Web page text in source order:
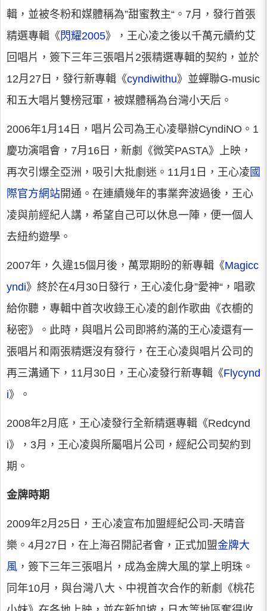
輯，並被冬粉和媒體稱為”甜蜜教主“。7月，發行首張
精選專輯《 閃耀2005》，王心凌之後以千萬元續約艾
回唱片，簽下三年三張唱片2張精選專輯的契約，並於
12月27日，發行新專輯《cyndiwithu》並蟬聯G-music
和五大唱片雙榜冠軍，被媒體稱為台灣小天后。
2006年1月14日，唱片公司為王心凌舉辦CyndiNO。1
慶功演唱會，7月16日，新劇《微笑PASTA》上映，
再次引爆全亞洲，吸引大批劇迷。11月1日，王心凌 國
際官方網站開通。在連續幾年的事業奔波過後，王心
凌與前經紀人講，希望自己可以休息一陣，便一個人
去紐約遊學。
2007年，久違15個月後，萬眾期盼的新專輯《Magicc
yndi》終於在4月30日發行，王心凌化身”愛神“，唱歌
給你聽，專輯中首次收錄王心凌的創作歌曲《衣櫥的
秘密》。此時，與唱片公司即將約滿的王心凌還有一
張唱片和兩張精選沒有發行，在王心凌與唱片公司的
再三溝通下，11月30日，王心凌發行新專輯《Flycynd
i》。
2008年2月底，王心凌發行全新精選專輯《Redcynd
i》，3月，王心凌與所屬唱片公司，經紀公司契約到
期。
金牌時期
2009年2月25日，王心凌宣布加盟經紀公司-天晴音
樂。4月27日，在上海召開記者會，正式加盟金牌大
風 ，簽下三年三張唱片，成為金牌大風的掌上明珠。
同年10月，與台灣八大、中視首次合作的新劇《桃花